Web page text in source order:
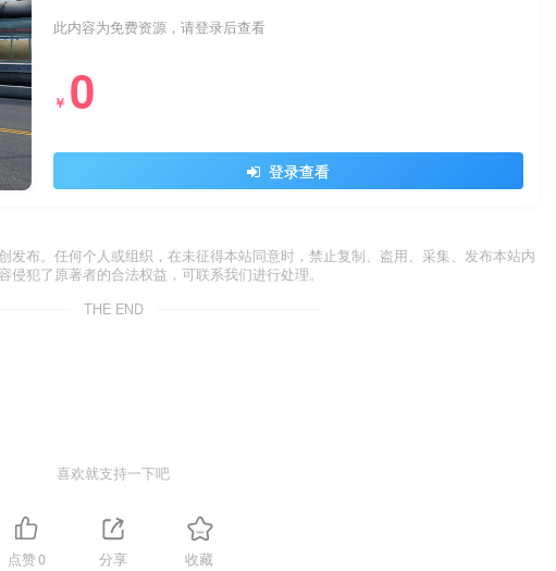
此内容为免费资源，请登录后查看
￥ 0
登录查看
发布。任何个人或组织，在未征得本站同意时，禁止复制、盗用、采集、发布本站内
犯了原著者的合法权益，可联系我们进行处理。
THE END
喜欢就支持一下吧
点赞0 分享 收藏